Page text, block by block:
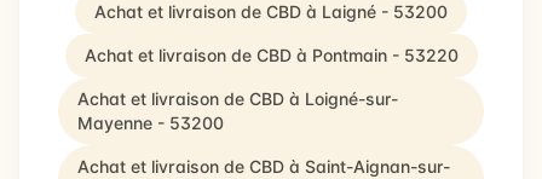
Achat et livraison de CBD à Laigné - 53200
Achat et livraison de CBD à Pontmain - 53220
Achat et livraison de CBD à Loigné-sur-
Mayenne - 53200
Achat et livraison de CBD à Saint-Aignan-sur-